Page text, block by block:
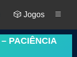
🎲 Jogos
PACIÊNCIA